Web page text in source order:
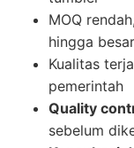
MOQ
hingga besar
Kualitas
pemerintah
Quality
sebelum